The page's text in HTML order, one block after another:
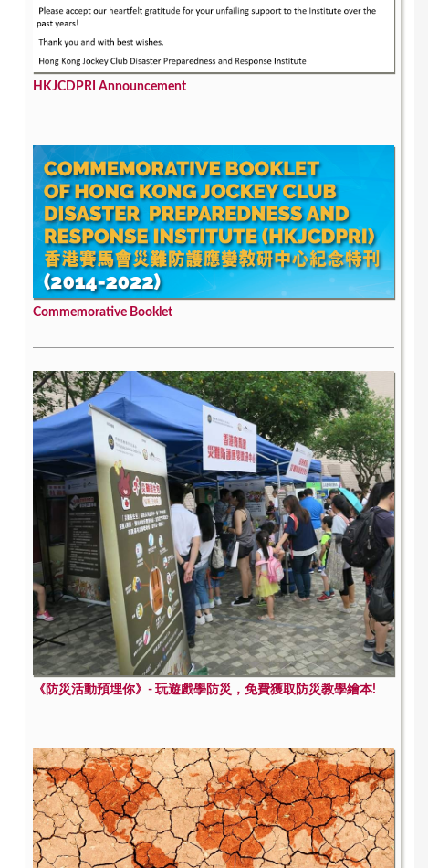
HKJCDPRI Announcement
Commemorative Booklet
《防災活動預埋你》- 玩遊戲學防災，免費獲取防災教學繪本!